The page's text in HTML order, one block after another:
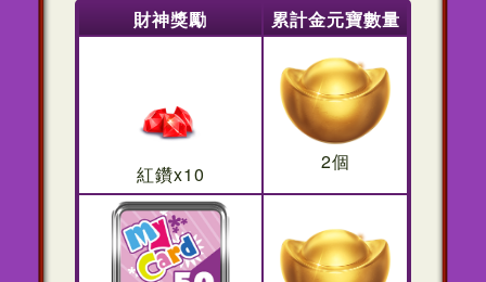
財神獎勵 累計金元寶數量
紅鑽x10 2個